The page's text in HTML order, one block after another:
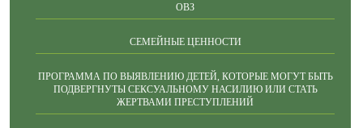
ОВЗ
СЕМЕЙНЫЕ ЦЕННОСТИ
ПРОГРАММА ПО ВЫЯВЛЕНИЮ ДЕТЕЙ, КОТОРЫЕ МОГУТ БЫТЬ
ПОДВЕРГНУТЫ СЕКСУАЛЬНОМУ НАСИЛИЮ ИЛИ СТАТЬ
ЖЕРТВАМИ ПРЕСТУПЛЕНИЙ